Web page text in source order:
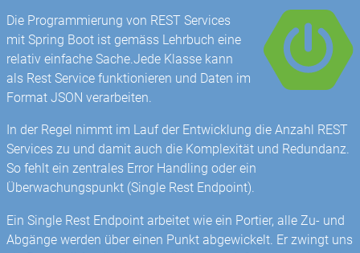
Die Programmierung von REST Services
mit Spring Boot ist gemäss Lehrbuch eine
relativ einfache Sache.Jede Klasse kann
als Rest Service funktionieren und Daten im
Format JSON verarbeiten.
In der Regel nimmt im Lauf der Entwicklung die Anzahl REST
Services zu und damit auch die Komplexität und Redundanz.
So fehlt ein zentrales Error Handling oder ein
Überwachungspunkt (Single Rest Endpoint).
Ein Single Rest Endpoint arbeitet wie ein Portier, alle Zu- und
Abgänge werden über einen Punkt abgewickelt. Er zwingt uns